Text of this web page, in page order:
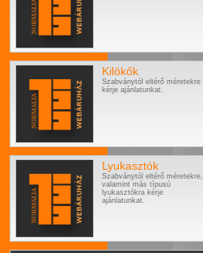
Kilökők
Szabványtól eltérő méretekre
kérje ajánlatunkat.
Lyukasztók
Szabványtól eltérő méretekre,
valamint más típusú
lyukasztókra kérje
ajánlatunkat.